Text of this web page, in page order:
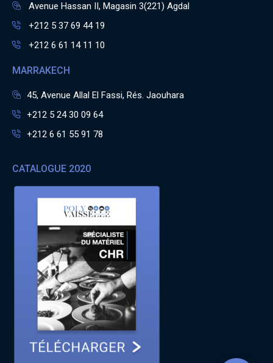
Avenue Hassan II, Magasin 3(221) Agdal
+212 5 37 69 44 19
+212 6 61 14 11 10
MARRAKECH
45, Avenue Allal El Fassi, Rés. Jaouhara
+212 5 24 30 09 64
+212 6 61 55 91 78
CATALOGUE 2020